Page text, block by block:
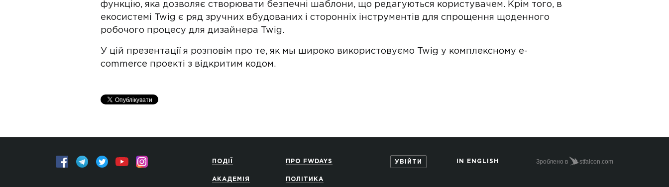
функцію, яка дозволяє створювати безпечні шаблони, що редагуються користувачем. Крім того, в
екосистемі Twig є ряд зручних вбудованих і сторонніх інструментів для спрощення щоденного
робочого процесу для дизайнера Twig.
У цій презентації я розповім про те, як мы широко використовуємо Twig у комплексному e-
commerce проекті з відкритим кодом.
ПОДІЇ
АКАДЕМІЯ
ПРО FWDAYS
ПОЛІТИКА
УВІЙТИ IN ENGLISH Зроблено в stfalcon.com